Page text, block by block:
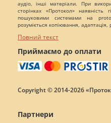
аудіо, інші матеріали. При
сторінках «Протокол» наявність
пошуковими системами на
розуміється копіювання,
Повний текст
Приймаємо до оплати
Copyright © 2014-2026
Партнери